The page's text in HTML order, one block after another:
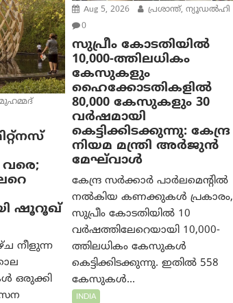
വരെ;
ഷൂറൂഖ്
നീളുന്ന
ഒരുക്കി
Aug 5, 2026
പ്രശാന്ത്, ന്യൂഡല്‍ഹി
0
സുപ്രീം കോടതിയിൽ
10,000-ത്തിലധികം
കേസുകളും
ഹൈക്കോടതികളിൽ
80,000 കേസുകളും 30
വർഷമായി
കെട്ടിക്കിടക്കുന്നു: കേന്ദ്ര
നിയമ മന്ത്രി അര്‍ജുന്‍
മേഘ്‌വാള്‍
കേന്ദ്ര സർക്കാർ പാർലമെന്റിൽ
നൽകിയ കണക്കുകൾ പ്രകാരം,
സുപ്രീം കോടതിയിൽ 10
വർഷത്തിലേറെയായി 10,000-
ത്തിലധികം കേസുകൾ
കെട്ടിക്കിടക്കുന്നു. ഇതിൽ 558
കേസുകൾ...
INDIA